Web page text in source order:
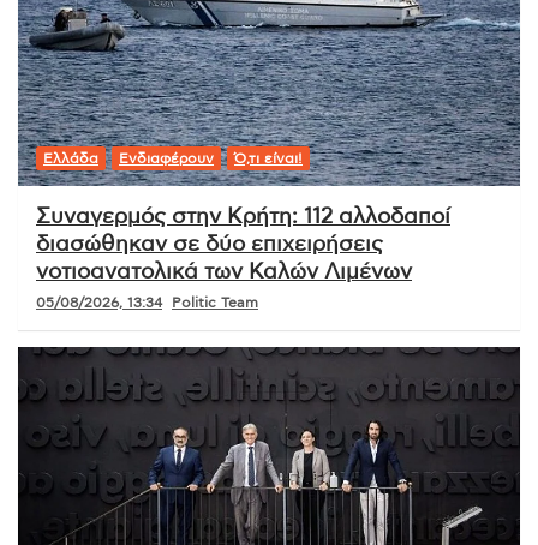
Ελλάδα Ενδιαφέρουν Ό,τι είναι!
Συναγερμός στην Κρήτη: 112 αλλοδαποί
διασώθηκαν σε δύο επιχειρήσεις
νοτιοανατολικά των Καλών Λιμένων
05/08/2026, 13:34 Politic Team